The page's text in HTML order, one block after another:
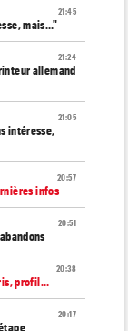
21:45
mais…"
21:24
allemand
21:05
intéresse,
20:57
infos
20:51
20:38
profil…
20:17